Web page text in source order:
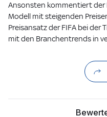
Ansonsten kommentiert der
Modell mit steigenden
Preisansatz der FIFA bei der
mit den Branchentrends in